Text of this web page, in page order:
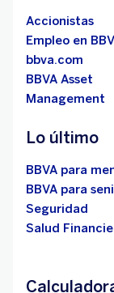
Accionistas
Empleo en
bbva.com
BBVA Asset
Management
Lo último
BBVA para
BBVA para
Seguridad
Salud